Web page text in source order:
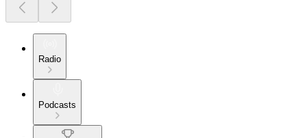
Radio
Podcasts